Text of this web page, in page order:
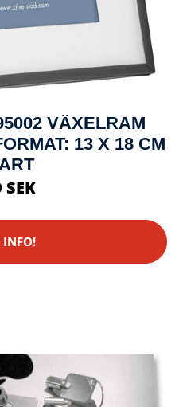
VÄXELRAM
13 X 18 CM
SEK
INFO!